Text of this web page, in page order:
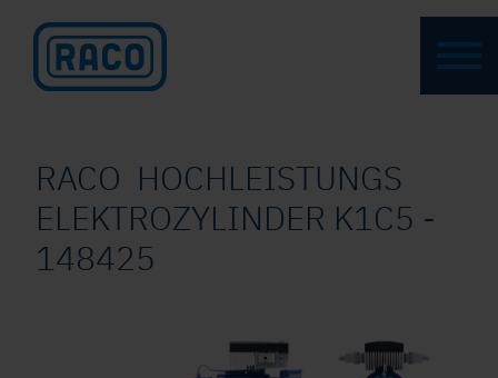
RACO HOCHLEISTUNGS
ELEKTROZYLINDER K1C5 -
148425